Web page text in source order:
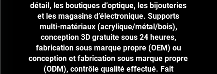
détail, les boutiques d’optique, les bijouteries
et les magasins d’électronique. Supports
multi-matériaux (acrylique/métal/bois),
conception 3D gratuite sous 24 heures,
fabrication sous marque propre (OEM) ou
conception et fabrication sous marque propre
(ODM), contrôle qualité effectué. Fait